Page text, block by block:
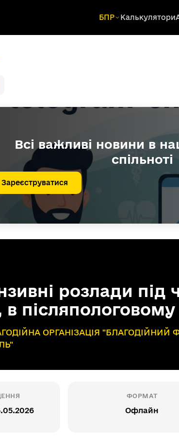
БПР Калькулятори
Всі важливі новини в
спільноті
Зареєструватися
розлади під
в післяпологовому
ОРГАНІЗАЦІЯ
ФОРМАТ
Офлайн